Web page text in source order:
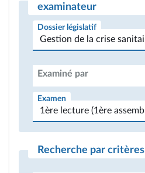
examinateur
Dossier législatif
Examiné par
Examen
Recherche par critères